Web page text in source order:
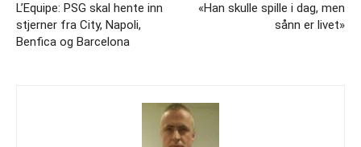
L’Equipe: PSG skal hente inn
stjerner fra City, Napoli,
Benfica og Barcelona
«Han skulle spille i dag, men
sånn er livet»